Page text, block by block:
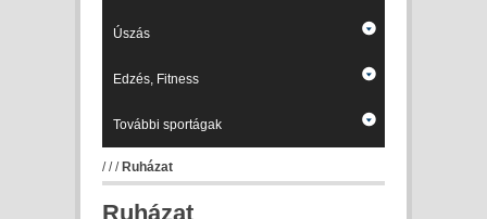
Úszás
Edzés, Fitness
További sportágak
/// Ruházat
Ruházat